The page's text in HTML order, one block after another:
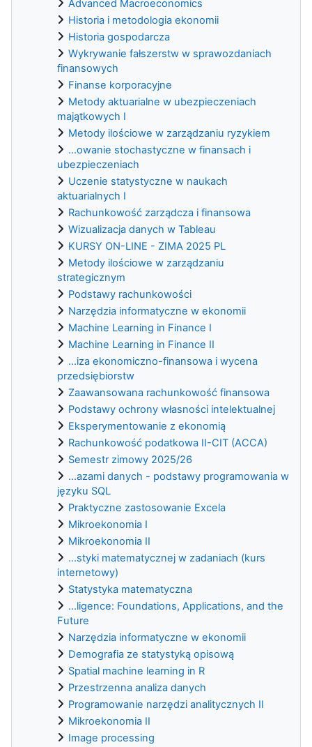
Advanced Macroeconomics
Historia i metodologia ekonomii
Historia gospodarcza
Wykrywanie fałszerstw w sprawozdaniach
finansowych
Finanse korporacyjne
Metody aktuarialne w ubezpieczeniach
majątkowych I
Metody ilościowe w zarządzaniu ryzykiem
...owanie stochastyczne w finansach i
ubezpieczeniach
Uczenie statystyczne w naukach
aktuarialnych I
Rachunkowość zarządcza i finansowa
Wizualizacja danych w Tableau
KURSY ON-LINE - ZIMA 2025 PL
Metody ilościowe w zarządzaniu
strategicznym
Podstawy rachunkowości
Narzędzia informatyczne w ekonomii
Machine Learning in Finance I
Machine Learning in Finance II
...iza ekonomiczno-finansowa i wycena
przedsiębiorstw
Zaawansowana rachunkowość finansowa
Podstawy ochrony własności intelektualnej
Eksperymentowanie z ekonomią
Rachunkowość podatkowa II-CIT (ACCA)
Semestr zimowy 2025/26
...azami danych - podstawy programowania w
języku SQL
Praktyczne zastosowanie Excela
Mikroekonomia I
Mikroekonomia II
...styki matematycznej w zadaniach (kurs
internetowy)
Statystyka matematyczna
...ligence: Foundations, Applications, and the
Future
Narzędzia informatyczne w ekonomii
Demografia ze statystyką opisową
Spatial machine learning in R
Przestrzenna analiza danych
Programowanie narzędzi analitycznych II
Mikroekonomia II
Image processing